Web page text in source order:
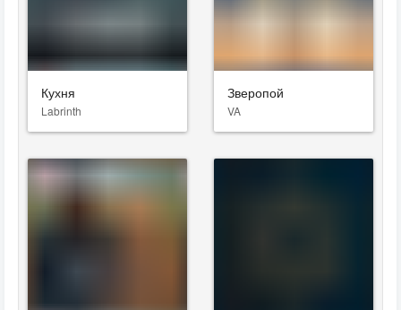
Кухня
Labrinth
Зверопой
VA